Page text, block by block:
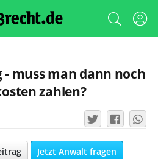
- muss man dann noch
zahlen?
Jetzt Anwalt fragen